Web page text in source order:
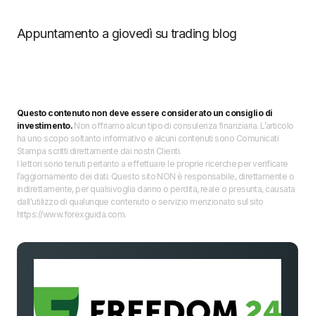
Appuntamento a giovedì su trading blog
Questo contenuto non deve essere considerato un consiglio di
investimento.Non offriamo alcun tipo di consulenza finanziaria. L’articolo
ha uno scopo soltanto informativo e alcuni contenuti sono Comunicati
Stampa scritti direttamente dai nostri Clienti.
I lettori sono tenuti pertanto a effettuare le proprie ricerche per verificare
l’aggiornamento dei dati. Questo sito NON è responsabile, direttamente o
indirettamente, per qualsivoglia danno o perdita, reale o presunta, causata
dall'utilizzo di qualunque contenuto o servizio menzionato sul sito
https://www.forexguida.com.